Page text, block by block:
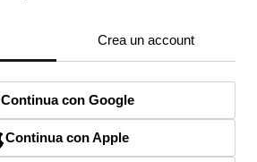
Crea un account
Continua con Google
Continua con Apple